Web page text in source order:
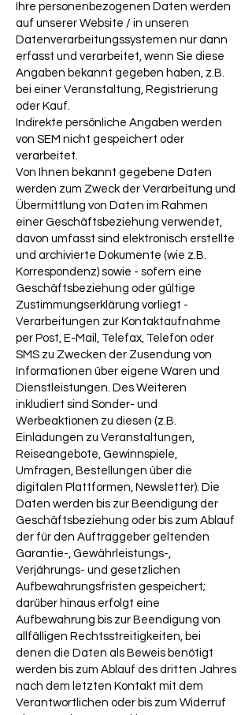
Ihre personenbezogenen Daten werden
auf unserer Website / in unseren
Datenverarbeitungssystemen nur dann
erfasst und verarbeitet, wenn Sie diese
Angaben bekannt gegeben haben, z.B.
bei einer Veranstaltung, Registrierung
oder Kauf.
Indirekte persönliche Angaben werden
von SEM nicht gespeichert oder
verarbeitet.
Von Ihnen bekannt gegebene Daten
werden zum Zweck der Verarbeitung und
Übermittlung von Daten im Rahmen
einer Geschäftsbeziehung verwendet,
davon umfasst sind elektronisch erstellte
und archivierte Dokumente (wie z.B.
Korrespondenz) sowie - sofern eine
Geschäftsbeziehung oder gültige
Zustimmungserklärung vorliegt -
Verarbeitungen zur Kontaktaufnahme
per Post, E-Mail, Telefax, Telefon oder
SMS zu Zwecken der Zusendung von
Informationen über eigene Waren und
Dienstleistungen. Des Weiteren
inkludiert sind Sonder- und
Werbeaktionen zu diesen (z.B.
Einladungen zu Veranstaltungen,
Reiseangebote, Gewinnspiele,
Umfragen, Bestellungen über die
digitalen Plattformen, Newsletter). Die
Daten werden bis zur Beendigung der
Geschäftsbeziehung oder bis zum Ablauf
der für den Auftraggeber geltenden
Garantie-, Gewährleistungs-,
Verjährungs- und gesetzlichen
Aufbewahrungsfristen gespeichert;
darüber hinaus erfolgt eine
Aufbewahrung bis zur Beendigung von
allfälligen Rechtsstreitigkeiten, bei
denen die Daten als Beweis benötigt
werden bis zum Ablauf des dritten Jahres
nach dem letzten Kontakt mit dem
Verantwortlichen oder bis zum Widerruf